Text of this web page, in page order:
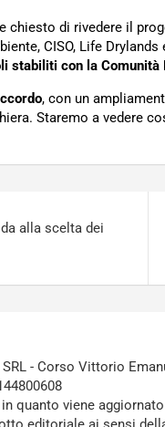
chiesto di rivedere il
CISO, Life
stabiliti con la Comunità
, con un
Staremo a vedere
alla scelta dei
- Corso Vittorio
quanto viene